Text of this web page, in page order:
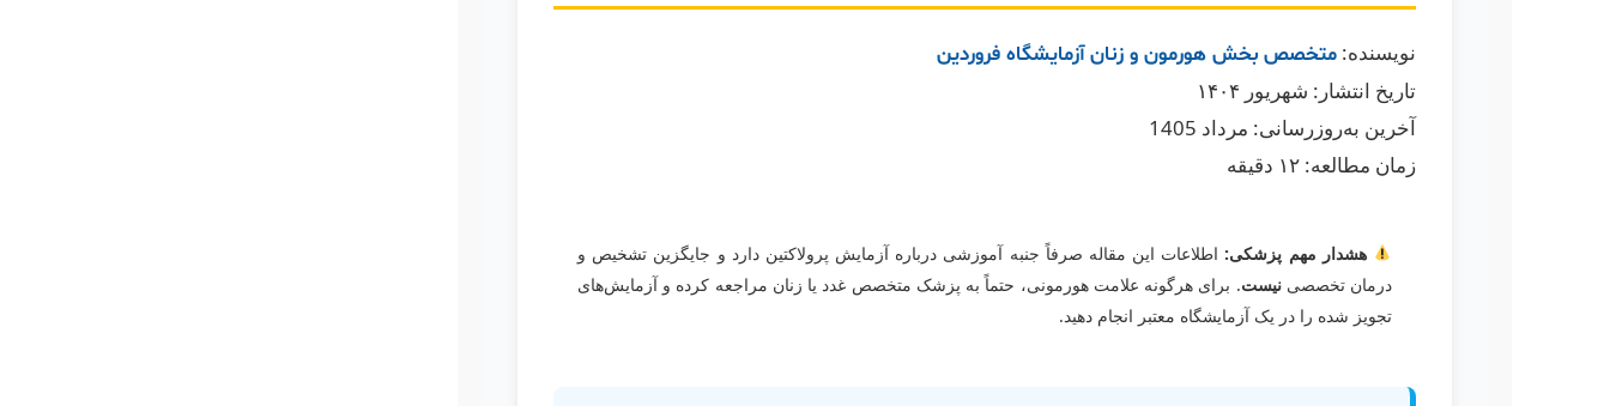
نویسنده: متخصص بخش هورمون و زنان آزمایشگاه فروردین
تاریخ انتشار: شهریور ۱۴۰۴
آخرین به‌روزرسانی: مرداد 1405
زمان مطالعه: ۱۲ دقیقه
هشدار مهم پزشکی: اطلاعات این مقاله صرفاً جنبه آموزشی درباره آزمایش پرولاکتین دارد و جایگزین تشخیص و
درمان تخصصینیست. برای هرگونه علامت هورمونی، حتماً به پزشک متخصص غدد یا زنان مراجعه کرده و آزمایش‌های
تجویز شده را در یک آزمایشگاه معتبر انجام دهید.